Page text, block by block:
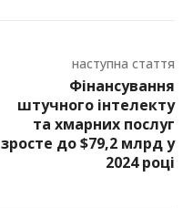
наступна стаття
Фінансування
штучного інтелекту
та хмарних послуг
зросте до $79,2 млрд у
2024 році